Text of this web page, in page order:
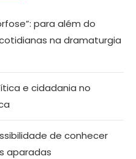
para além do
na dramaturgia
e cidadania no
de conhecer
aparadas